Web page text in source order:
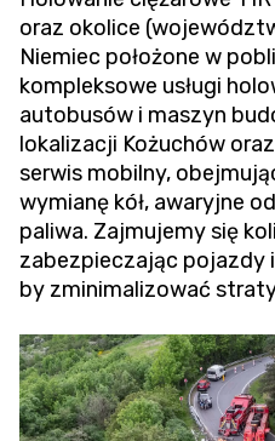
oraz okolice
Niemiec położone w
kompleksowe usługi
autobusów i maszyn
lokalizacji Kożuchów
serwis mobilny,
wymianę kół, awaryjne
paliwa. Zajmujemy się
zabezpieczając pojazdy
by zminimalizować